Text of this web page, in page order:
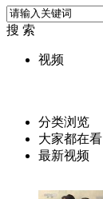
搜 索
视频
分类浏览
大家都在看
最新视频